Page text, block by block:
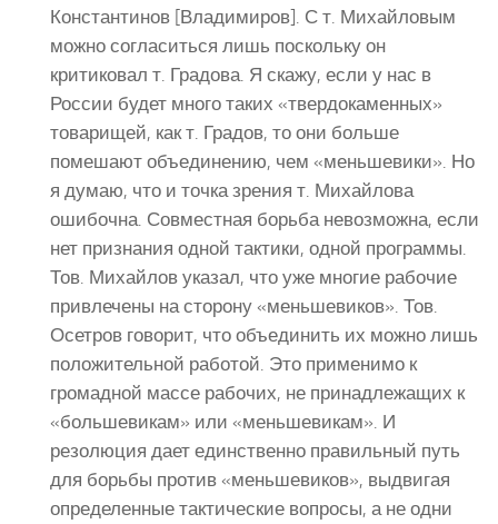
Константинов [Владимиров]. С т. Михайловым
можно согласиться лишь поскольку он
критиковал т. Градова. Я скажу, если у нас в
России будет много таких «твердокаменных»
товарищей, как т. Градов, то они больше
помешают объединению, чем «меньшевики». Но
я думаю, что и точка зрения т. Михайлова
ошибочна. Совместная борьба невозможна, если
нет признания одной тактики, одной программы.
Тов. Михайлов указал, что уже многие рабочие
привлечены на сторону «меньшевиков». Тов.
Осетров говорит, что объединить их можно лишь
положительной работой. Это применимо к
громадной массе рабочих, не принадлежащих к
«большевикам» или «меньшевикам». И
резолюция дает единственно правильный путь
для борьбы против «меньшевиков», выдвигая
определенные тактические вопросы, а не одни